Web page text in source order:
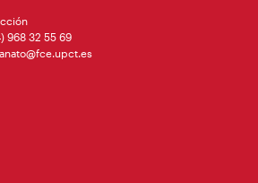
968 32 55 69